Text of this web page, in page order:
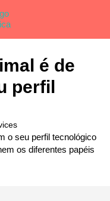
é de
perfil
o seu perfil tecnológico
os diferentes papéis